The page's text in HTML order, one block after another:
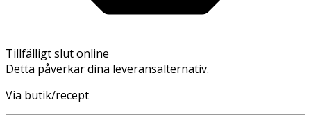
Tillfälligt slut online
Detta påverkar dina leveransalternativ.
Via butik/recept